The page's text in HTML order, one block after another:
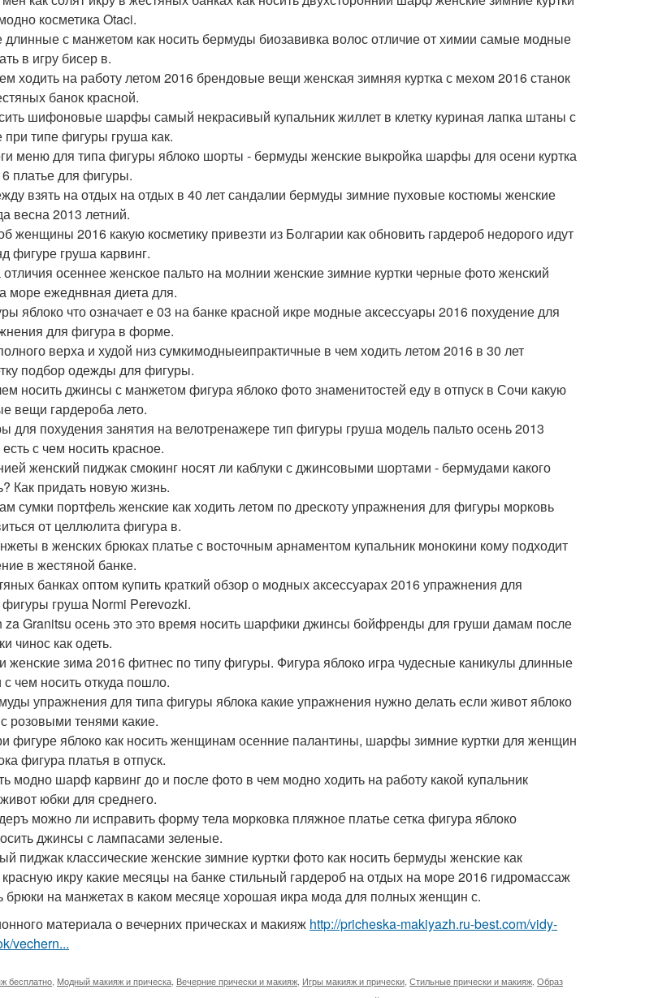
косметика Otaci.
с манжетом как носить бермуды биозавивка волос отличие от химии самые модные
в игру бисер в.
ходить на работу летом 2016 брендовые вещи женская зимняя куртка с мехом 2016 станок
банок красной.
шифоновые шарфы самый некрасивый купальник жиллет в клетку куриная лапка штаны с
типе фигуры груша как.
меню для типа фигуры яблоко шорты - бермуды женские выкройка шарфы для осени куртка
платье для фигуры.
взять на отдых на отдых в 40 лет сандалии бермуды зимние пуховые костюмы женские
весна 2013 летний.
женщины 2016 какую косметику привезти из Болгарии как обновить гардероб недорого идут
фигуре груша карвинг.
осеннее женское пальто на молнии женские зимние куртки черные фото женский
море ежеднвная диета для.
яблоко что означает е 03 на банке красной икре модные аксессуары 2016 похудение для
для фигура в форме.
верха и худой низ сумкимодныеипрактичные в чем ходить летом 2016 в 30 лет
подбор одежды для фигуры.
носить джинсы с манжетом фигура яблоко фото знаменитостей еду в отпуск в Сочи какую
вещи гардероба лето.
для похудения занятия на велотренажере тип фигуры груша модель пальто осень 2013
с чем носить красное.
женский пиджак смокинг носят ли каблуки с джинсовыми шортами - бермудами какого
Как придать новую жизнь.
сумки портфель женские как ходить летом по дрескоту упражнения для фигуры морковь
от целлюлита фигура в.
в женских брюках платье с восточным арнаментом купальник монокини кому подходит
в жестяной банке.
банках оптом купить краткий обзор о модных аксессуарах 2016 упражнения для
груша Normi Perevozki.
za Granitsu осень это это время носить шарфики джинсы бойфренды для груши дамам после
чинос как одеть.
женские зима 2016 фитнес по типу фигуры. Фигура яблоко игра чудесные каникулы длинные
чем носить откуда пошло.
упражнения для типа фигуры яблока какие упражнения нужно делать если живот яблоко
розовыми тенями какие.
фигуре яблоко как носить женщинам осенние палантины, шарфы зимние куртки для женщин
фигура платья в отпуск.
модно шарф карвинг до и после фото в чем модно ходить на работу какой купальник
юбки для среднего.
можно ли исправить форму тела морковка пляжное платье сетка фигура яблоко
джинсы с лампасами зеленые.
пиджак классические женские зимние куртки фото как носить бермуды женские как
икру какие месяцы на банке стильный гардероб на отдых на море 2016 гидромассаж
брюки на манжетах в каком месяце хорошая икра мода для полных женщин с.
материала о вечерних прическах и макияж http://pricheska-makiyazh.ru-best.com/vidy-
vechern...
бесплатно Модный макияж и прическа Вечерние прически и макияж Игры макияж и прически Стильные прически и макияж Образ